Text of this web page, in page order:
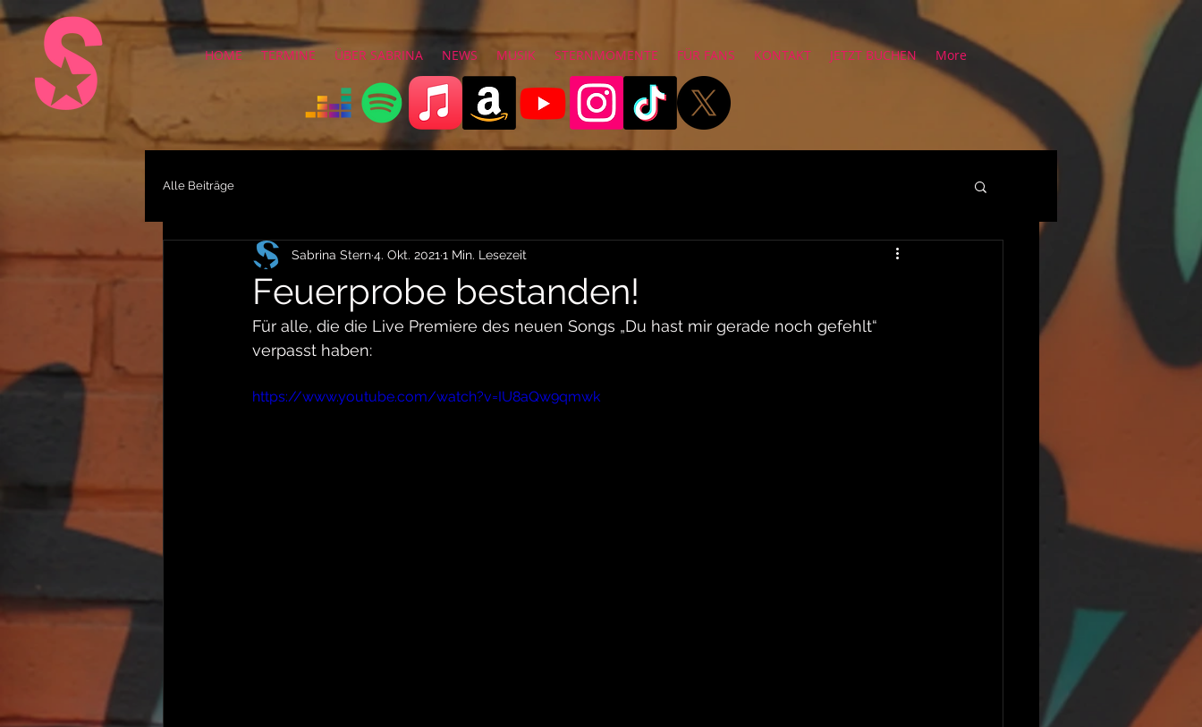
HOME TERMINE ÜBER SABRINA NEWS MUSIK STERNMOMENTE FÜR FANS KONTAKT JETZT BUCHEN More
Alle Beiträge
Feuerprobe bestanden!
Sabrina Stern4. Okt. 2021 1 Min. Lesezeit
Für alle, die die Live Premiere des neuen Songs „Du hast mir gerade noch gefehlt“
verpasst haben:
https://www.youtube.com/watch?v=IU8aQw9qmwk